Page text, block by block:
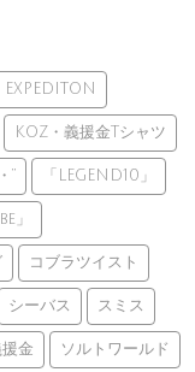
EXPEDITON
KOZ・義援金Tシャツ
” 「LEGEND10」
」
コブラツイスト
シーバス スミス
金 ソルトワールド